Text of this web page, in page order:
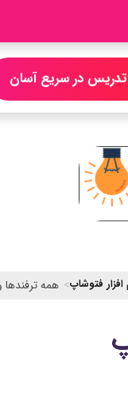
تدریس در سریع آسان
فتوشاپ همه